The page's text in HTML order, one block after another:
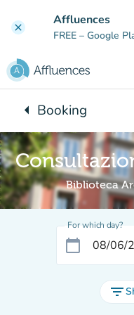
clear Affluences
FREE – Google
arrow_leftBack to:
Booking
Biblioteca
For which day?
calendar_today
filter_list